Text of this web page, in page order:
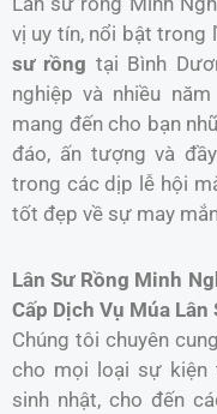
vị uy tín, nổi bật trong
sư rồng tại Bình
nghiệp và nhiều
mang đến cho bạn
đáo, ấn tượng và
trong các dịp lễ hội
tốt đẹp về sự may
Lân Sư Rồng Minh
Cấp Dịch Vụ Múa
Chúng tôi chuyên
cho mọi loại sự
sinh nhật, cho đến